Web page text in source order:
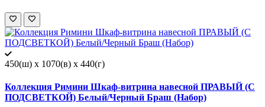
450(ш) x 1070(в) x 440(г)
Коллекция Римини Шкаф-витрина навесной ПРАВЫЙ (С
ПОДСВЕТКОЙ) Белый/Черный Браш (Набор)